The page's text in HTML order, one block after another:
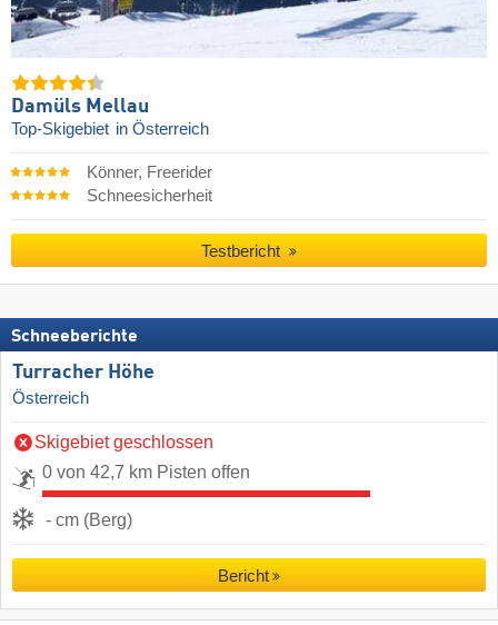
Damüls Mellau
Top-Skigebiet in Österreich
Könner, Freerider
Schneesicherheit
Testbericht
Schneeberichte
Turracher Höhe
Österreich
Skigebiet geschlossen
0 von 42,7 km Pisten offen
- cm (Berg)
Bericht